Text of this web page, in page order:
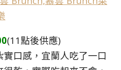
(11點後供應)
口感，宜蘭人吃了一口